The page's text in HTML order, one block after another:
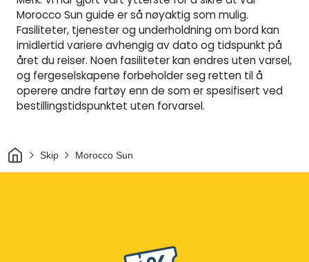
Morocco Sun guide er så nøyaktig som mulig.
Fasiliteter, tjenester og underholdning om bord kan
imidlertid variere avhengig av dato og tidspunkt på
året du reiser. Noen fasiliteter kan endres uten varsel,
og fergeselskapene forbeholder seg retten til å
operere andre fartøy enn de som er spesifisert ved
bestillingstidspunktet uten forvarsel.
HjemSkip Morocco Sun